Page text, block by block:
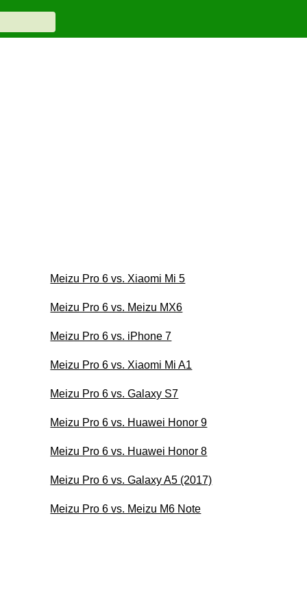
Meizu Pro 6 vs. Xiaomi Mi 5
Meizu Pro 6 vs. Meizu MX6
Meizu Pro 6 vs. iPhone 7
Meizu Pro 6 vs. Xiaomi Mi A1
Meizu Pro 6 vs. Galaxy S7
Meizu Pro 6 vs. Huawei Honor 9
Meizu Pro 6 vs. Huawei Honor 8
Meizu Pro 6 vs. Galaxy A5 (2017)
Meizu Pro 6 vs. Meizu M6 Note